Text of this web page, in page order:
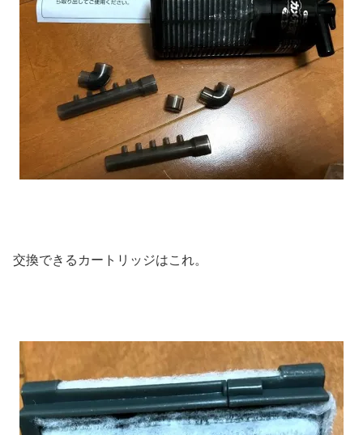
交換できるカートリッジはこれ。